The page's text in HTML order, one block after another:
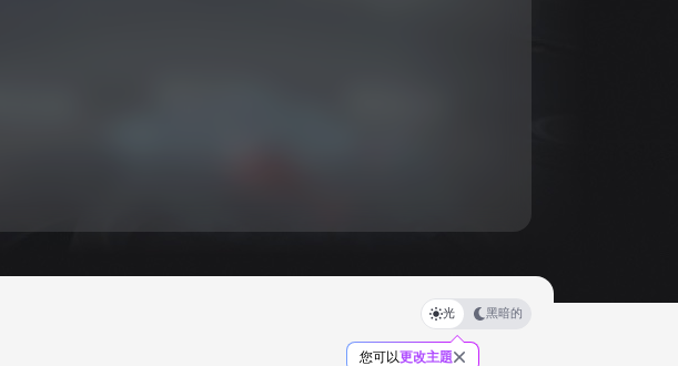
光 黑暗的
您可以更改主題